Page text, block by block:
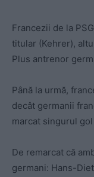
Francezii de la
titular (Kehrer),
Plus antrenor
Până la urmă,
decât germanii
marcat singurul
De remarcat că
germani: Hans-